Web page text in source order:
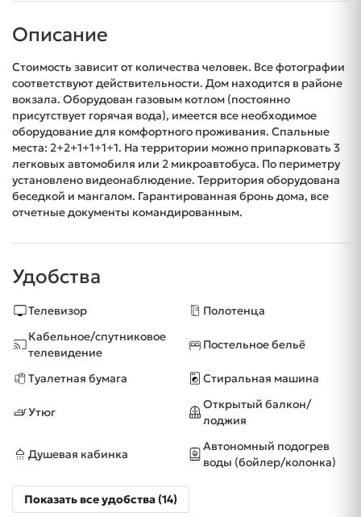
Описание
Стоимость зависит от количества человек. Все фотографии
соответствуют действительности. Дом находится в районе
вокзала. Оборудован газовым котлом (постоянно
присутствует горячая вода), имеется все необходимое
оборудование для комфортного проживания. Спальные
места: 2+2+1+1+1+1. На территории можно припарковать 3
легковых автомобиля или 2 микроавтобуса. По периметру
установлено видеонаблюдение. Территория оборудована
беседкой и мангалом. Гарантированная бронь дома, все
отчетные документы командированным.
Удобства
Телевизор
Полотенца
Кабельное/спутниковое
телевидение
Постельное бельё
Туалетная бумага Стиральная машина
Утюг
Открытый балкон/
лоджия
Душевая кабинка
Автономный подогрев
воды (бойлер/колонка)
Показать все удобства (14)